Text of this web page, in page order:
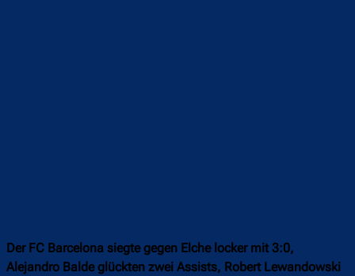
Der FC Barcelona siegte gegen Elche locker mit 3:0,
Alejandro Balde glückten zwei Assists, Robert Lewandowski